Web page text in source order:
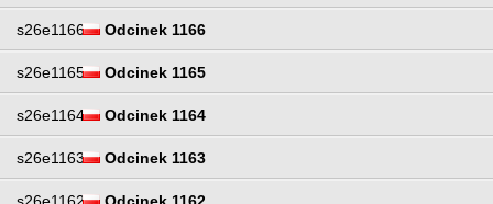
s26e1166 Odcinek 1166
s26e1165 Odcinek 1165
s26e1164 Odcinek 1164
s26e1163 Odcinek 1163